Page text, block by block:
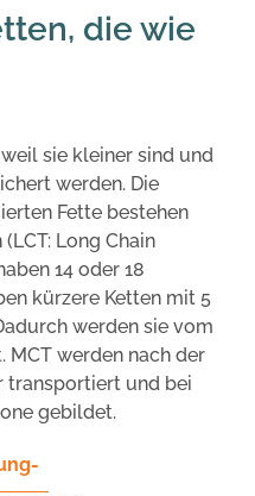
die wie
sie kleiner sind und
werden. Die
Fette bestehen
Long Chain
14 oder 18
kürzere Ketten mit 5
werden sie vom
MCT werden nach der
transportiert und bei
gebildet.